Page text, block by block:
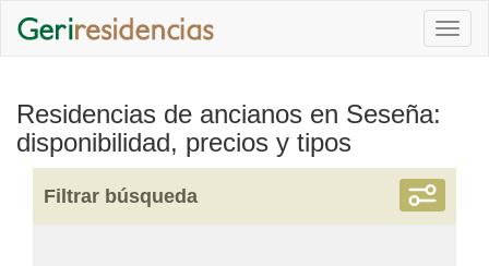
Residencias de ancianos en Seseña:
disponibilidad, precios y tipos
Filtrar búsqueda